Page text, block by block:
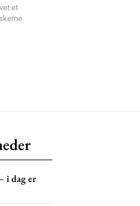
et
i dag er